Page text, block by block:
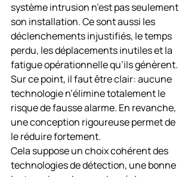
système intrusion n’est pas seulement
son installation. Ce sont aussi les
déclenchements injustifiés, le temps
perdu, les déplacements inutiles et la
fatigue opérationnelle qu’ils génèrent.
Sur ce point, il faut être clair: aucune
technologie n’élimine totalement le
risque de fausse alarme. En revanche,
une conception rigoureuse permet de
le réduire fortement.
Cela suppose un choix cohérent des
technologies de détection, une bonne